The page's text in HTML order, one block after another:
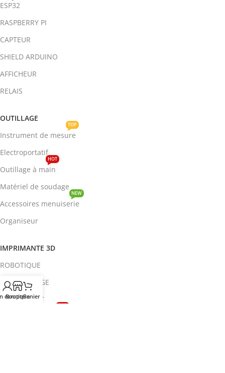
ESP32
RASPBERRY PI
CAPTEUR
SHIELD ARDUINO
AFFICHEUR
RELAIS
OUTILLAGE
Instrument de mesure
TOP
Electroportatif
Outillage à main
HOT
Matériel de soudage
Accessoires menuiserie
NEW
Organiseur
IMPRIMANTE 3D
ROBOTIQUE
PROTOTYPAGE
COMPOSANT
HOT
compte
BoutiquePanier